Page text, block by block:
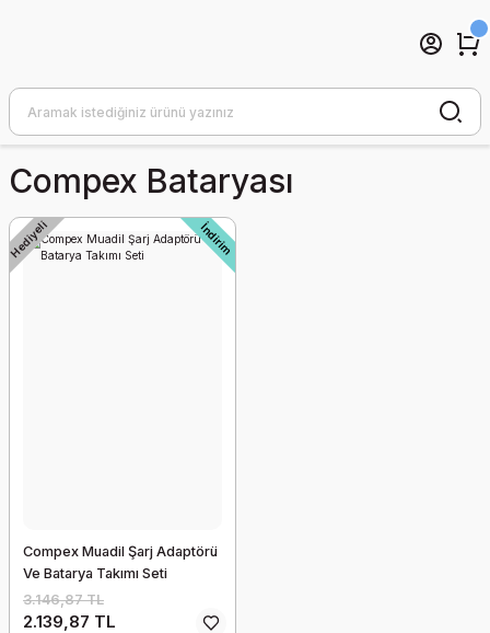
Compex Bataryası
Hediyeli İndirim
Compex Muadil Şarj Adaptörü
Ve Batarya Takımı Seti
3.146,87 TL
2.139,87 TL